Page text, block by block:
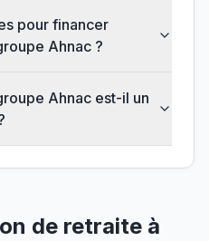
pour financer
Ahnac ?
Ahnac est-il un
de retraite à